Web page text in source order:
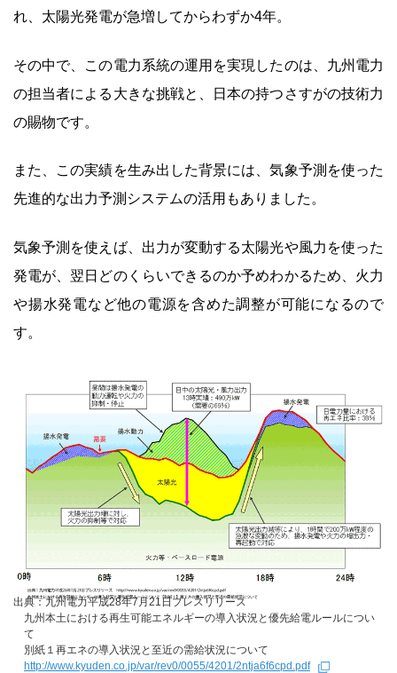
れ、太陽光発電が急増してからわずか4年。
その中で、この電力系統の運用を実現したのは、九州電力
の担当者による大きな挑戦と、日本の持つさすがの技術力
の賜物です。
また、この実績を生み出した背景には、気象予測を使った
先進的な出力予測システムの活用もありました。
気象予測を使えば、出力が変動する太陽光や風力を使った
発電が、翌日どのくらいできるのか予めわかるため、火力
や揚水発電など他の電源を含めた調整が可能になるので
す。
出典：九州電力平成28年7月21日プレスリリース
九州本土における再生可能エネルギーの導入状況と優先給電ルールについ
て
別紙１再エネの導入状況と至近の需給状況について
http://www.kyuden.co.jp/var/rev0/0055/4201/2ntja6f6cpd.pdf